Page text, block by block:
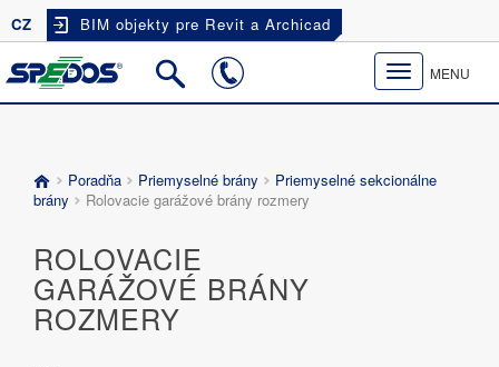
CZ BIM objekty pre Revit a Archicad
Toggle
navigation
MENU
Poradňa Priemyselné brány
Priemyselné sekcionálne
brány
Rolovacie garážové brány rozmery
ROLOVACIE
GARÁŽOVÉ BRÁNY
ROZMERY